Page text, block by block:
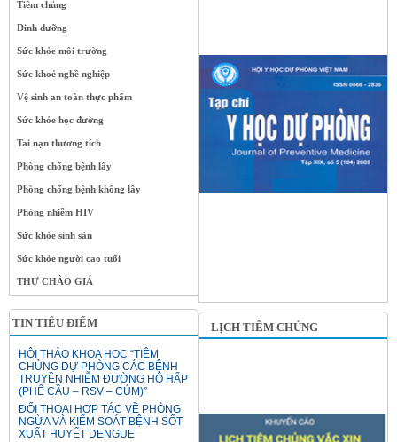
Tiêm chủng
Dinh dưỡng
Sức khỏe môi trường
Sức khoẻ nghề nghiệp
Vệ sinh an toàn thực phẩm
Sức khỏe học đường
Tai nạn thương tích
Phòng chống bệnh lây
Phòng chống bệnh không lây
Phòng nhiễm HIV
Sức khỏe sinh sản
Sức khỏe người cao tuổi
THƯ CHÀO GIÁ
TIN TIÊU ĐIỂM
HỘI THẢO KHOA HỌC “TIÊM
CHỦNG DỰ PHÒNG CÁC BỆNH
TRUYỀN NHIỄM ĐƯỜNG HÔ HẤP
(PHẾ CẦU – RSV – CÚM)”
ĐỐI THOẠI HỢP TÁC VỀ PHÒNG
NGỪA VÀ KIỂM SOÁT BỆNH SỐT
XUẤT HUYẾT DENGUE
LỊCH TIÊM CHỦNG